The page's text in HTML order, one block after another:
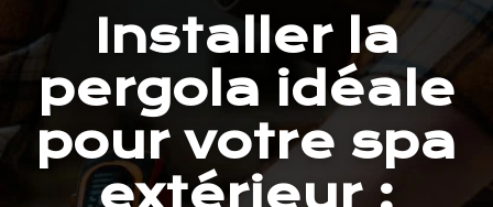
Installer la
pergola idéale
pour votre spa
extérieur :